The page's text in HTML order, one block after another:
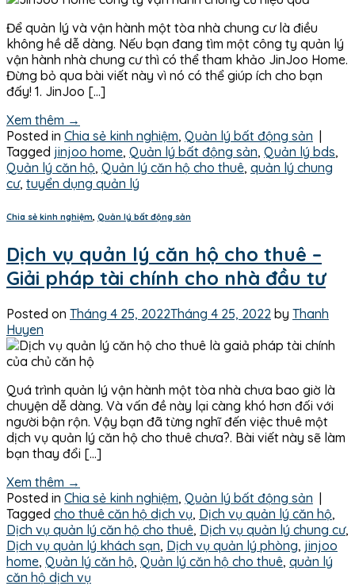
Để quản lý và vận hành một tòa nhà chung cư là điều
không hề dễ dàng. Nếu bạn đang tìm một công ty quản lý
vận hành nhà chung cư thì có thể tham khảo JinJoo Home.
Đừng bỏ qua bài viết này vì nó có thể giúp ích cho bạn
đấy! 1. JinJoo […]
Xem thêm →
Posted in Chia sẻ kinh nghiệm, Quản lý bất động sản |
Tagged jinjoo home, Quản lý bất động sản, Quản lý bds,
Quản lý căn hộ, Quản lý căn hộ cho thuê, quản lý chung
cư, tuyển dụng quản lý
Chia sẻ kinh nghiệm, Quản lý bất động sản
Dịch vụ quản lý căn hộ cho thuê –
Giải pháp tài chính cho nhà đầu tư
Posted on Tháng 4 25, 2022Tháng 4 25, 2022 by Thanh
Huyen
Quá trình quản lý vận hành một tòa nhà chưa bao giờ là
chuyện dễ dàng. Và vấn đề này lại càng khó hơn đối với
người bận rộn. Vậy bạn đã từng nghĩ đến việc thuê một
dịch vụ quản lý căn hộ cho thuê chưa?. Bài viết này sẽ làm
bạn thay đổi […]
Xem thêm →
Posted in Chia sẻ kinh nghiệm, Quản lý bất động sản |
Tagged cho thuê căn hộ dịch vụ, Dịch vụ quản lý căn hộ,
Dịch vụ quản lý căn hộ cho thuê, Dịch vụ quản lý chung cư,
Dịch vụ quản lý khách sạn, Dịch vụ quản lý phòng, jinjoo
home, Quản lý căn hộ, Quản lý căn hộ cho thuê, quản lý
căn hộ dịch vụ